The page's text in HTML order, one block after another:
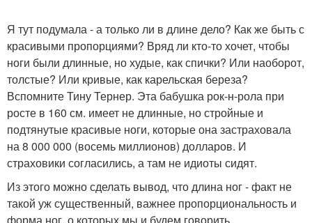
Я тут подумала - а только ли в длине дело? Как же быть с
красивыми пропорциями? Вряд ли кто-то хочет, чтобы
ноги были длинные, но худые, как спички? Или наоборот,
толстые? Или кривые, как карельская береза?
Вспомните Тину Тернер. Эта бабушка рок-н-рола при
росте в 160 см. имеет не длинные, но стройные и
подтянутые красивые ноги, которые она застраховала
на 8 000 000 (восемь миллионов) долларов. И
страховики согласились, а там не идиоты сидят.
Из этого можно сделать вывод, что длина ног - факт не
такой уж существенный, важнее пропорциональность и